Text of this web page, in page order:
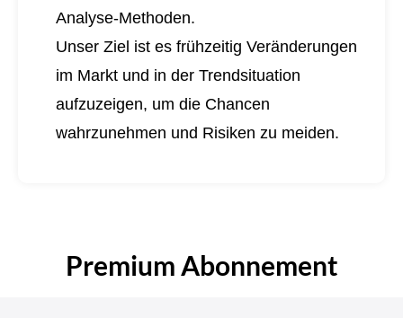
Analyse-Methoden.
Unser Ziel ist es frühzeitig Veränderungen
im Markt und in der Trendsituation
aufzuzeigen, um die Chancen
wahrzunehmen und Risiken zu meiden.
Premium Abonnement